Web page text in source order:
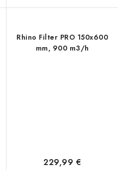
Rhino Filter PRO 150x600
mm, 900 m3/h
229,99 €